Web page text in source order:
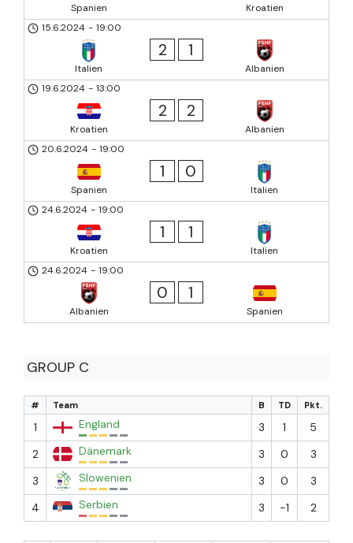
Spanien
Kroatien
15.6.2024 - 19:00
Italien
2 1
Albanien
19.6.2024 - 13:00
Kroatien
2 2
Albanien
20.6.2024 - 19:00
Spanien
1 0
Italien
24.6.2024 - 19:00
Kroatien
1 1
Italien
24.6.2024 - 19:00
Albanien
0 1
Spanien
GROUP C
# Team B TD Pkt.
1 England 3 1
5
2
Dänemark 3 0
3
3
Slowenien 3 0
3
4
Serbien 3 -1 2